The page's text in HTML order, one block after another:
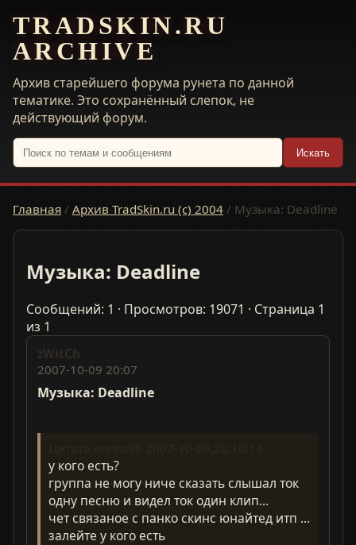
TRADSKIN.RU
ARCHIVE
Архив старейшего форума рунета по данной
тематике. Это сохранённый слепок, не
действующий форум.
Искать
Главная / Архив TradSkin.ru (с) 2004 / Музыка: Deadline
Музыка: Deadline
Сообщений: 1 · Просмотров: 19071 · Страница 1
из 1
zWitCh
2007-10-09 20:07
Музыка: Deadline
у кого есть?
группа не могу ниче сказать слышал ток
одну песню и видел ток один клип...
чет связаное с панко скинс юнайтед итп ...
залейте у кого есть